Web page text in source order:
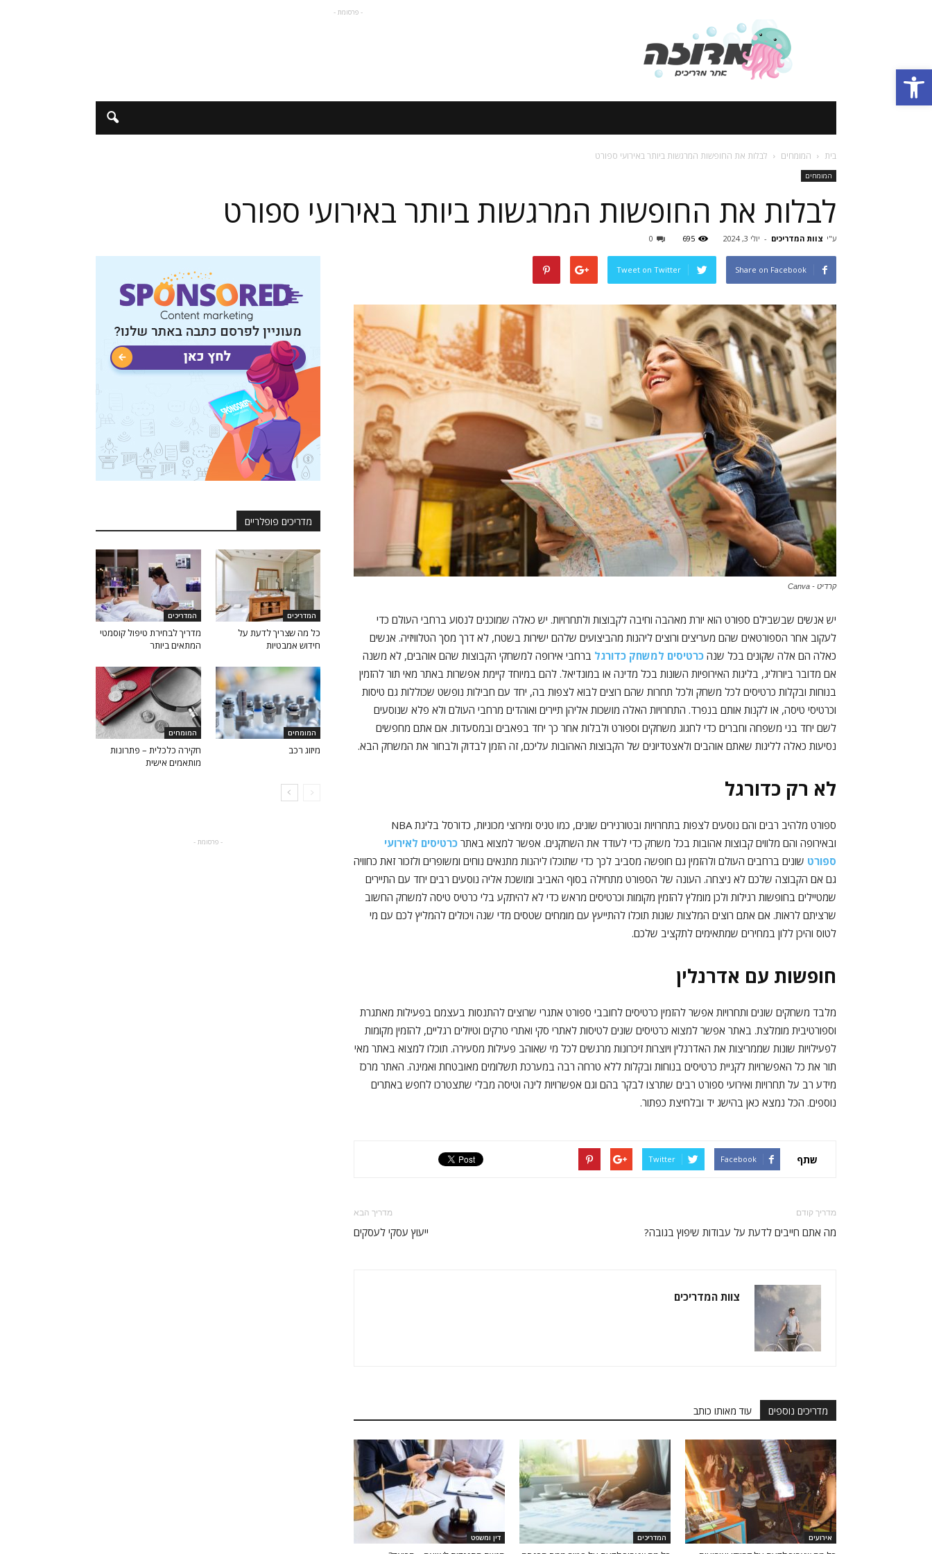
Open toolbar
מדריכים
- פרסומת -
בית המומחים לבלות את החופשות המרגשות ביותר באירועי ספורט
המומחים
לבלות את החופשות המרגשות ביותר באירועי ספורט
ע"י צוות המדריכים - יולי 3, 2024 695
0
Share on Facebook
Tweet on Twitter
קרדיט - Canva
יש אנשים שבשבילם ספורט הוא יורת מאהבה וחיבה לקבוצות ולתחרויות. יש כאלה שמוכנים לנסוע ברחבי העולם כדי
לעקוב אחר הספורטאים שהם מעריצים ורוצים ליהנות מהביצועים שלהם ישירות בשטח, לא דרך מסך הטלוויזיה. אנשים
כאלה הם אלה שקונים בכל שנה כרטיסים למשחק כדורגל ברחבי אירופה למשחקי הקבוצות שהם אוהבים, לא משנה
אם מדובר ביורוליג, בליגות האירופיות השונות בכל מדינה או במונדיאל. להם במיוחד קיימת אפשרות באתר מאי תור להזמין
בנוחות ובקלות כרטיסים לכל משחק ולכל תחרות שהם רוצים לבוא לצפות בה, יחד עם חבילות נופשט שכוללות גם טיסות
וכרטיסי טיסה, או לקנות אותם בנפרד. התחרויות האלה מושכות אליהן תיירים ואוהדים מרחבי העולם ולא פלא שנוסעים
לשם יחד בני משפחה וחברים כדי לחגוג משחקים וספורט ולבלות אחר כך יחד בפאבים ובמסעדות. אם אתם מחפשים
נסיעות כאלה לליגות שאתם אוהבים ולאצטדיונים של הקבוצות האהובות עליכם, זה הזמן לבדוק ולבחור את המשחק הבא.
לא רק כדורגל
ספורט מלהיב רבים והם נוסעים לצפות בתחרויות ובטורנירים שונים, כמו טניס ומירוצי מכוניות, כדורסל בליגת NBA
ובאירופה והם מלווים קבוצות אהובות בכל משחק כדי לעודד את השחקנים. אפשר למצוא באתר כרטיסים לאירועי
ספורט שונים ברחבים העולם ולהזמין גם חופשה מסביב לכך כדי שתוכלו ליהנות מתנאים נוחים ומשופרים ולזכור זאת כחוויה
גם אם הקבוצה שלכם לא ניצחה. העונה של הספורט מתחילה בסוף האביב ומושכת אליה נוסעים רבים יחד עם התיירים
שמטיילים בחופשות רגילות ולכן מומלץ להזמין מקומות וכרטיסים מראש כדי לא להיתקע בלי כרטיס טיסה למשחק החשוב
שרציתם לראות. אם אתם רוצים המלצות שונות תוכלו להתייעץ עם מומחים שטסים מדי שנה ויכולים להמליץ לכם עם מי
לטוס והיכן ללון במחירים שמתאימים לתקציב שלכם.
חופשות עם אדרנלין
מלבד משחקים שונים ותחרויות אפשר להזמין כרטיסים לחובבי ספורט אתגרי שרוצים להתנסות בעצמם בפעילות מאתגרת
וספורטיבית מומלצת. באתר אפשר למצוא כרטיסים שונים לטיסות לאתרי סקי ואתרי טרקים וטיולים רגליים, להזמין מקומות
לפעילויות שונות שממריצות את האדרנלין ויוצרות זיכרונות מרגשים לכל מי שאוהב פעילות מסעירה. תוכלו למצוא באתר מאי
תור את כל האפשרויות לקניית כרטיסים בנוחות ובקלות ללא טרחה רבה במערכת תשלומים מאובטחת ואמינה. האתר מרכז
מידע רב על תחרויות ואירועי ספורט רבים שתרצו לבקר בהם וגם אפשרויות לינה וטיסה מבלי שתצטרכו לחפש באתרים
נוספים. הכל נמצא כאן בהישג יד ובלחיצת כפתור.
שתף Facebook
Twitter
מדריך קודם
מה אתם חייבים לדעת על עבודות שיפוץ בגובה?
מדריך הבא
ייעוץ עסקי לעסקים
צוות המדריכים
מדריכים נוספים עוד מאותו כותב
אירועים המדריכים דין ומשפט
מדריכים פופלריים
המדריכים
כל מה שצריך לדעת על
חידוש אמבטיות
המדריכים
מדריך לבחירת טיפול קוסמטי
המתאים ביותר
המומחים
מיזוג רכב
המומחים
חקירה כלכלית – פתרונות
מותאמים אישית
- פרסומת -